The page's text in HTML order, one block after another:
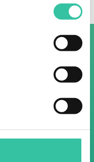
Pinarello Official
Adoriamo le bici Pinarello,
probabilmente le migliori bici